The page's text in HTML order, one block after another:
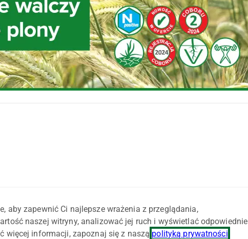
aby zapewnić Ci najlepsze wrażenia z przeglądania,
naszej witryny, analizować jej ruch i wyświetlać odpowiednie
więcej informacji, zapoznaj się z naszą polityką prywatności